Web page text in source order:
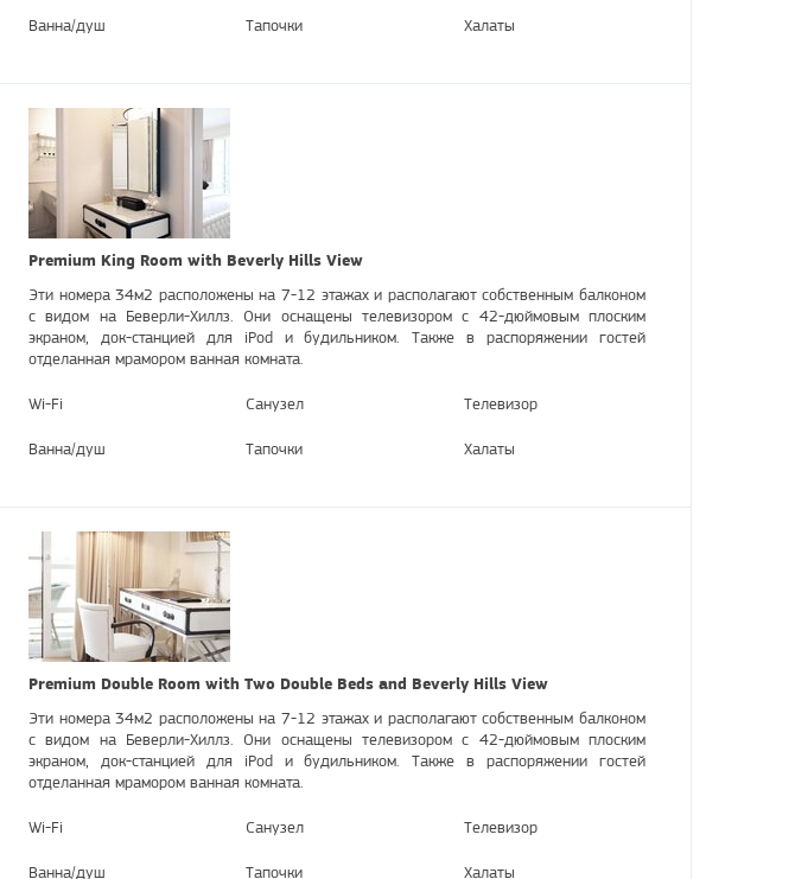
Ванна/душ Тапочки Халаты
Premium King Room with Beverly Hills View
Эти номера 34м2 расположены на 7-12 этажах и располагают собственным балконом
с видом на Беверли-Хиллз. Они оснащены телевизором с 42-дюймовым плоским
экраном, док-станцией для iPod и будильником. Также в распоряжении гостей
отделанная мрамором ванная комната.
Wi-Fi Санузел Телевизор
Ванна/душ Тапочки Халаты
Premium Double Room with Two Double Beds and Beverly Hills View
Эти номера 34м2 расположены на 7-12 этажах и располагают собственным балконом
с видом на Беверли-Хиллз. Они оснащены телевизором с 42-дюймовым плоским
экраном, док-станцией для iPod и будильником. Также в распоряжении гостей
отделанная мрамором ванная комната.
Wi-Fi Санузел Телевизор
Ванна/душ Тапочки Халаты